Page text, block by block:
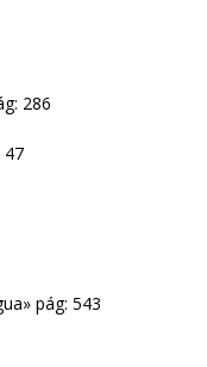
286
47
pág: 543